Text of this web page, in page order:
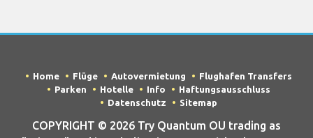
Home Flüge Autovermietung
Flughafen Transfers
Parken
Hotelle Info
Haftungsausschluss
Datenschutz
Sitemap
COPYRIGHT © 2026 Try Quantum OU trading as